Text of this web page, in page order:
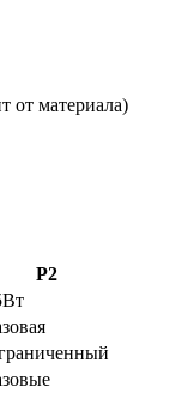
от материала)
P2